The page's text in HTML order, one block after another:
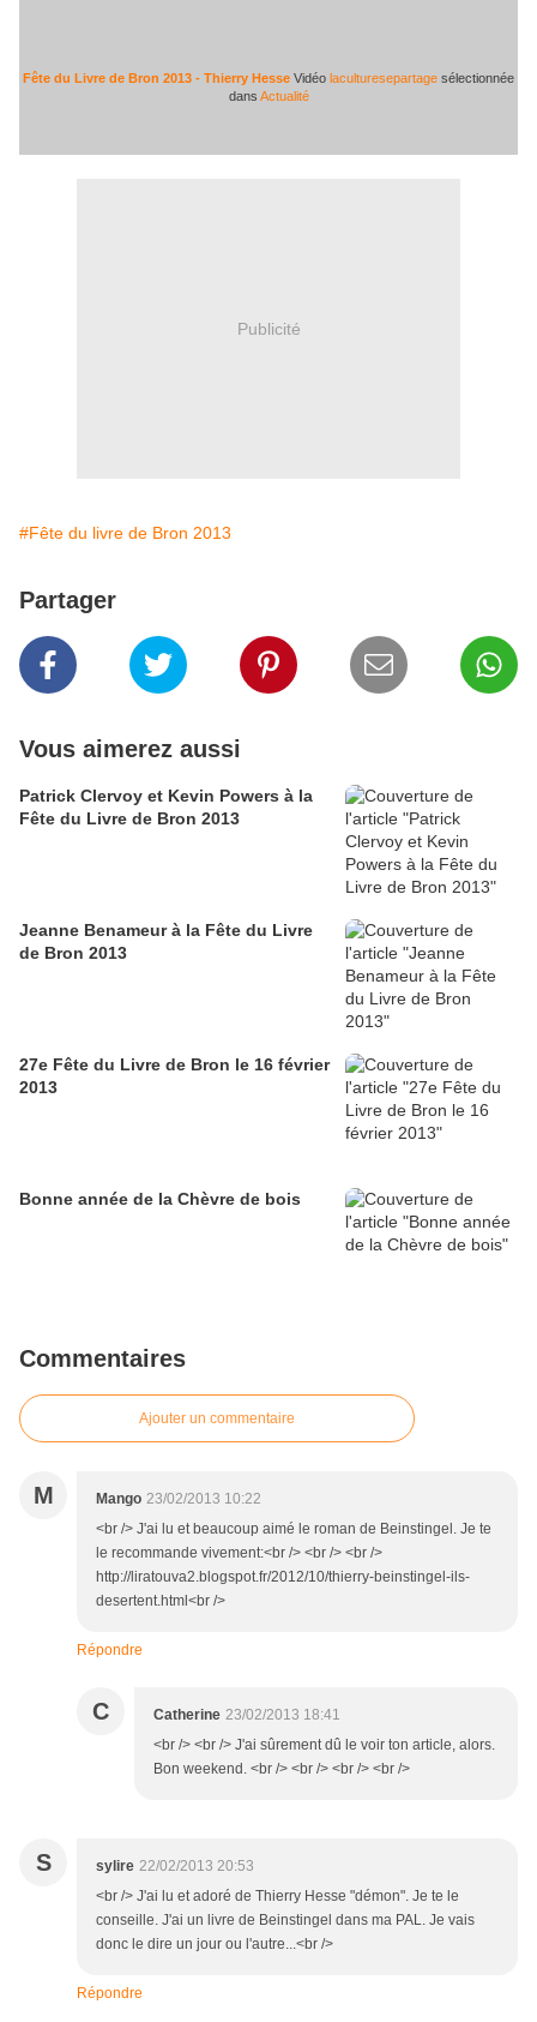
Fête du Livre de Bron 2013 - Thierry Hesse Vidéo laculturesepartage sélectionnée
dans Actualité
Publicité
#Fête du livre de Bron 2013
Partager
Vous aimerez aussi
Patrick Clervoy et Kevin Powers à la
Fête du Livre de Bron 2013
Jeanne Benameur à la Fête du Livre
de Bron 2013
27e Fête du Livre de Bron le 16 février
2013
Bonne année de la Chèvre de bois
Commentaires
Ajouter un commentaire
M Mango 23/02/2013 10:22
<br /> J'ai lu et beaucoup aimé le roman de Beinstingel. Je te
le recommande vivement:<br /> <br /> <br />
http://liratouva2.blogspot.fr/2012/10/thierry-beinstingel-ils-
desertent.html<br />
Répondre
C Catherine 23/02/2013 18:41
<br /> <br /> J'ai sûrement dû le voir ton article, alors.
Bon weekend. <br /> <br /> <br /> <br />
S sylire 22/02/2013 20:53
<br /> J'ai lu et adoré de Thierry Hesse "démon". Je te le
conseille. J'ai un livre de Beinstingel dans ma PAL. Je vais
donc le dire un jour ou l'autre...<br />
Répondre